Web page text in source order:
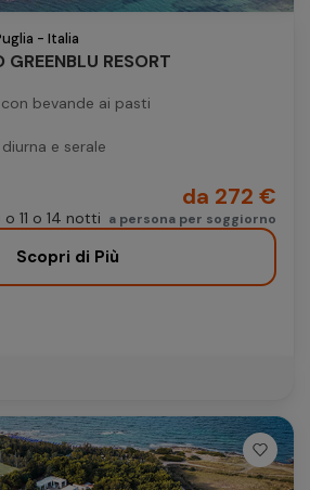
- Italia
RESORT
bevande ai pasti
e serale
11 o 14 notti
da 272 €
a persona per soggiorno
Scopri di Più